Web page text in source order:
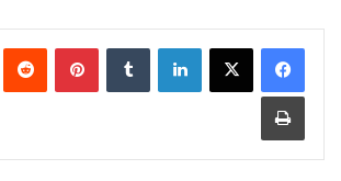
لينكدإن بينتيريست
طباعة